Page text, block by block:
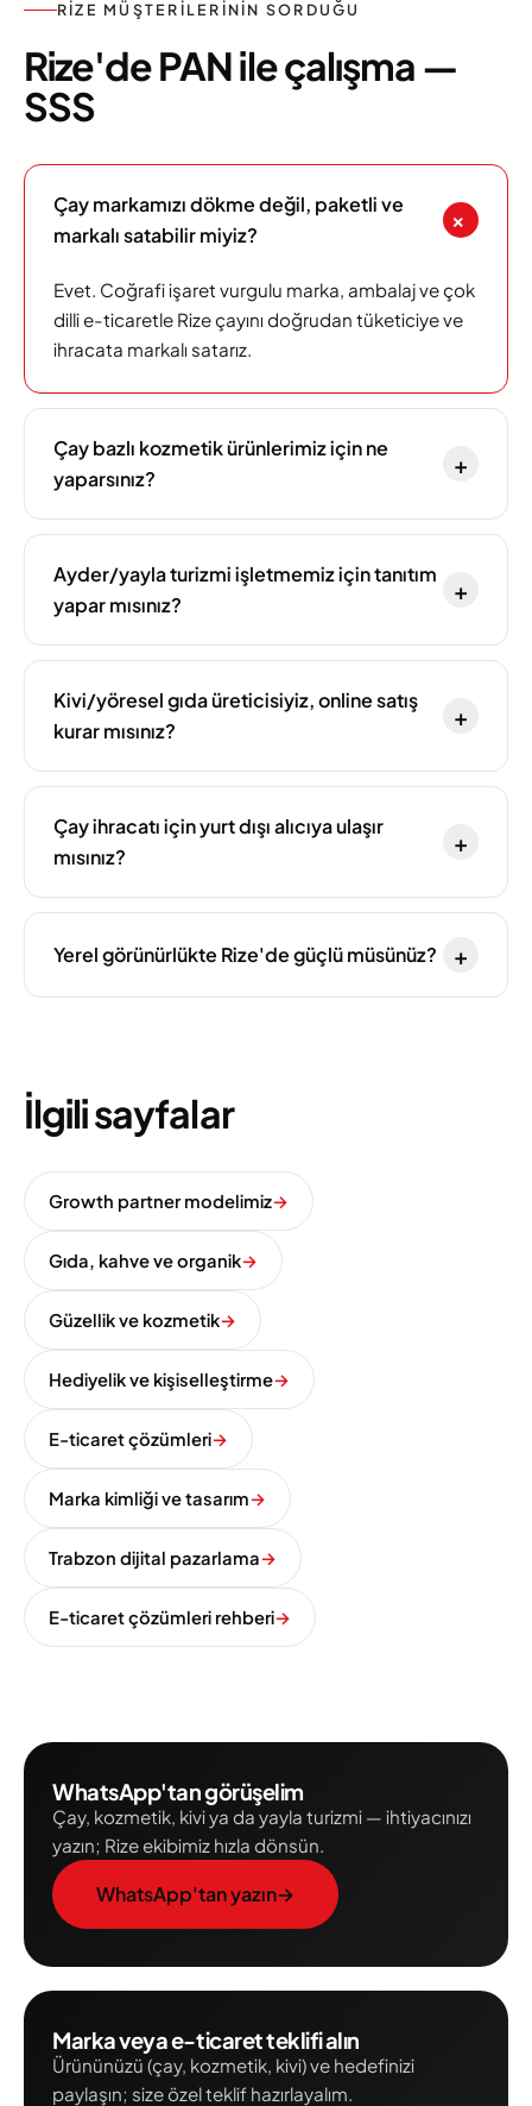
RIZE MÜŞTERILERININ SORDUĞU
Rize'de PAN ile çalışma —
SSS
Çay markamızı dökme değil, paketli ve
markalı satabilir miyiz?
+
Evet. Coğrafi işaret vurgulu marka, ambalaj ve çok
dilli e-ticaretle Rize çayını doğrudan tüketiciye ve
ihracata markalı satarız.
Çay bazlı kozmetik ürünlerimiz için ne
yaparsınız?
+
Ayder/yayla turizmi işletmemiz için tanıtım
yapar mısınız?
+
Kivi/yöresel gıda üreticisiyiz, online satış
kurar mısınız?
+
Çay ihracatı için yurt dışı alıcıya ulaşır
mısınız?
+
Yerel görünürlükte Rize'de güçlü müsünüz? +
İlgili sayfalar
Growth partner modelimiz→
Gıda, kahve ve organik→
Güzellik ve kozmetik→
Hediyelik ve kişiselleştirme→
E-ticaret çözümleri→
Marka kimliği ve tasarım→
Trabzon dijital pazarlama→
E-ticaret çözümleri rehberi→
WhatsApp'tan görüşelim
Çay, kozmetik, kivi ya da yayla turizmi — ihtiyacınızı
yazın; Rize ekibimiz hızla dönsün.
WhatsApp'tan yazın→
Marka veya e-ticaret teklifi alın
Ürününüzü (çay, kozmetik, kivi) ve hedefinizi
paylaşın; size özel teklif hazırlayalım.